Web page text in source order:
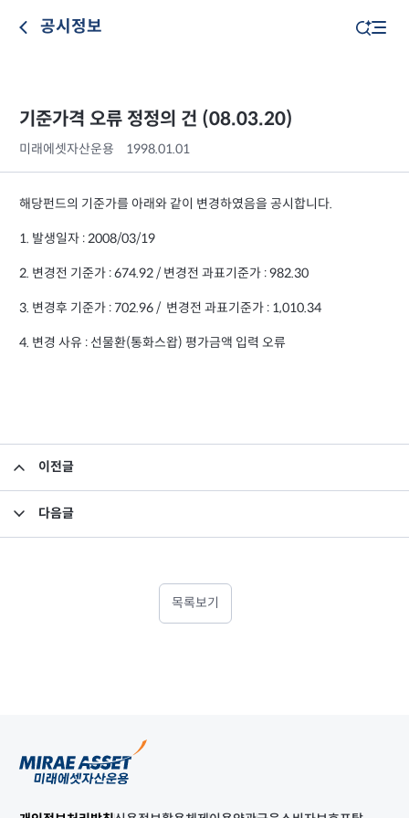
공시정보
기준가격 오류 정정의 건 (08.03.20)
미래에셋자산운용 1998.01.01
해당펀드의 기준가를 아래와 같이 변경하였음을 공시합니다.
1. 발생일자 : 2008/03/19
2. 변경전 기준가 : 674.92 / 변경전 과표기준가 : 982.30
3. 변경후 기준가 : 702.96 / 변경전 과표기준가 : 1,010.34
4. 변경 사유 : 선물환(통화스왑) 평가금액 입력 오류
이전글
다음글
목록보기